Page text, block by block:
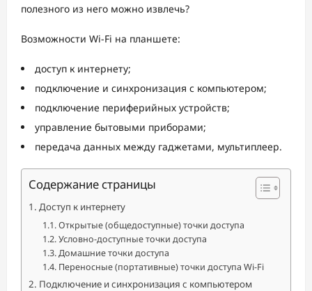
полезного из него можно извлечь?
Возможности Wi-Fi на планшете:
доступ к интернету;
подключение и синхронизация с компьютером;
подключение периферийных устройств;
управление бытовыми приборами;
передача данных между гаджетами, мультиплеер.
Содержание страницы
Доступ к интернету
Открытые (общедоступные) точки доступа
Условно-доступные точки доступа
Домашние точки доступа
Переносные (портативные) точки доступа Wi-Fi
Подключение и синхронизация с компьютером